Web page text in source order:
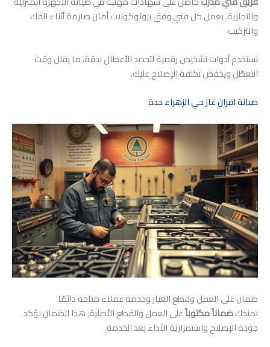
والتجارية. يعمل كل فني وفق بروتوكولات أمان صارمة أثناء الفك
والتركيب.
نستخدم أدوات تشخيص رقمية لتحديد الأعطال بدقة، ما يقلل وقت
التعطّل ويخفض تكلفة الإصلاح عليك.
صيانة افران غاز حي الزهراء جدة
ضمان على العمل وقطع الغيار وخدمة عملاء متاحة دائمًا
نمنحكضماناً مكتوباًعلى العمل والقطع الأصلية. هذا الضمان يؤكد
جودة الإصلاح واستمرارية الأداء بعد الخدمة.